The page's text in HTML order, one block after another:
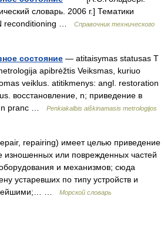
словарь. 2006 г.] Тематики
reconditioning …
Справочник технического
состояние — atitaisymas statusas T
apibrėžtis Veiksmas, kuriuo
veiklus. atitikmenys: angl. restoration
восстановление, n; приведение в
n pranc …
Penkiakalbis aiškinamasis metrologijos
repairing) имеет целью приведение
изношенных или поврежденных частей
и механизмов; сюда
устаревших по типу устройств и
…
Морской словарь